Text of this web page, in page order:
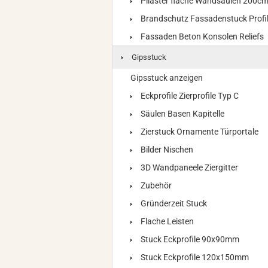
Brandschutz Fassadenstuck
Fassaden Beton Konsolen Reliefs
Gipsstuck
Gipsstuck anzeigen
Eckprofile Zierprofile Typ C
Säulen Basen Kapitelle
Zierstuck Ornamente Türportale
Bilder Nischen
3D Wandpaneele Ziergitter
Zubehör
Gründerzeit Stuck
Flache Leisten
Stuck Eckprofile 90x90mm
Stuck Eckprofile 120x150mm